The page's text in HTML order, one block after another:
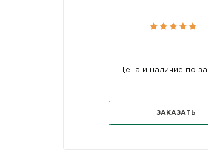
Цена и наличие по
ЗАКАЗАТЬ